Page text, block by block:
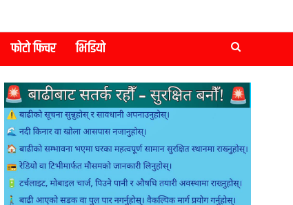
फोटो फिचर भिडियो